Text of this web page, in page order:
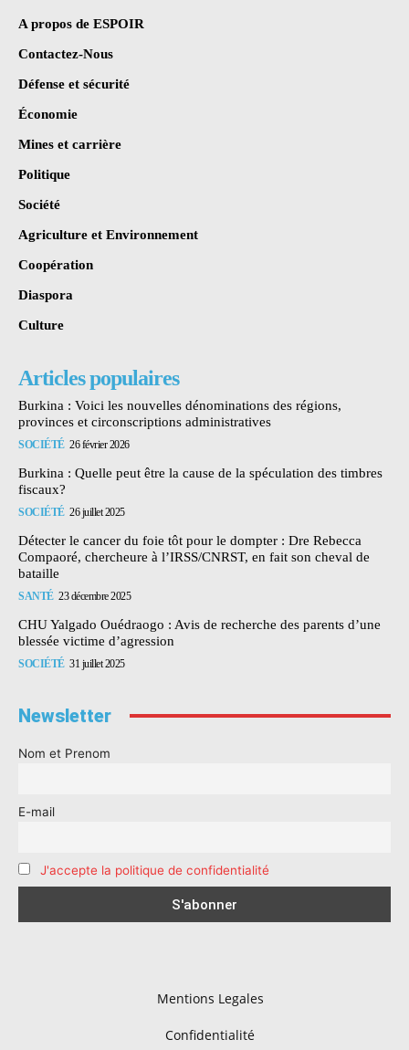
A propos de ESPOIR
Contactez-Nous
Défense et sécurité
Économie
Mines et carrière
Politique
Société
Agriculture et Environnement
Coopération
Diaspora
Culture
Articles populaires
Burkina : Voici les nouvelles dénominations des régions,
provinces et circonscriptions administratives
SOCIÉTÉ 26 février 2026
Burkina : Quelle peut être la cause de la spéculation des timbres
fiscaux?
SOCIÉTÉ 26 juillet 2025
Détecter le cancer du foie tôt pour le dompter : Dre Rebecca
Compaoré, chercheure à l’IRSS/CNRST, en fait son cheval de
bataille
SANTÉ 23 décembre 2025
CHU Yalgado Ouédraogo : Avis de recherche des parents d’une
blessée victime d’agression
SOCIÉTÉ 31 juillet 2025
Newsletter
Nom et Prenom
E-mail
J'accepte la politique de confidentialité
Mentions Legales
Confidentialité